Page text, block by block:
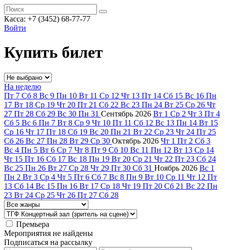
Касса: +7 (3452) 68-77-77
Войти
Купить билет
На неделю
Пт 7 Сб 8 Вс 9 Пн 10 Вт 11 Ср 12 Чт 13 Пт 14 Сб 15 Вс 16 Пн
17 Вт 18 Ср 19 Чт 20 Пт 21 Сб 22 Вс 23 Пн 24 Вт 25 Ср 26 Чт
27 Пт 28 Сб 29 Вс 30 Пн 31 Сентябрь 2026 Вт 1 Ср 2 Чт 3 Пт 4
Сб 5 Вс 6 Пн 7 Вт 8 Ср 9 Чт 10 Пт 11 Сб 12 Вс 13 Пн 14 Вт 15
Ср 16 Чт 17 Пт 18 Сб 19 Вс 20 Пн 21 Вт 22 Ср 23 Чт 24 Пт 25
Сб 26 Вс 27 Пн 28 Вт 29 Ср 30 Октябрь 2026 Чт 1 Пт 2 Сб 3
Вс 4 Пн 5 Вт 6 Ср 7 Чт 8 Пт 9 Сб 10 Вс 11 Пн 12 Вт 13 Ср 14
Чт 15 Пт 16 Сб 17 Вс 18 Пн 19 Вт 20 Ср 21 Чт 22 Пт 23 Сб 24
Вс 25 Пн 26 Вт 27 Ср 28 Чт 29 Пт 30 Сб 31 Ноябрь 2026 Вс 1
Пн 2 Вт 3 Ср 4 Чт 5 Пт 6 Сб 7 Вс 8 Пн 9 Вт 10 Ср 11 Чт 12 Пт
13 Сб 14 Вс 15 Пн 16 Вт 17 Ср 18 Чт 19 Пт 20 Сб 21 Вс 22 Пн
23 Вт 24 Ср 25 Чт 26 Пт 27 Сб 28
Премьера
Мероприятия не найдены
Подписаться на рассылку